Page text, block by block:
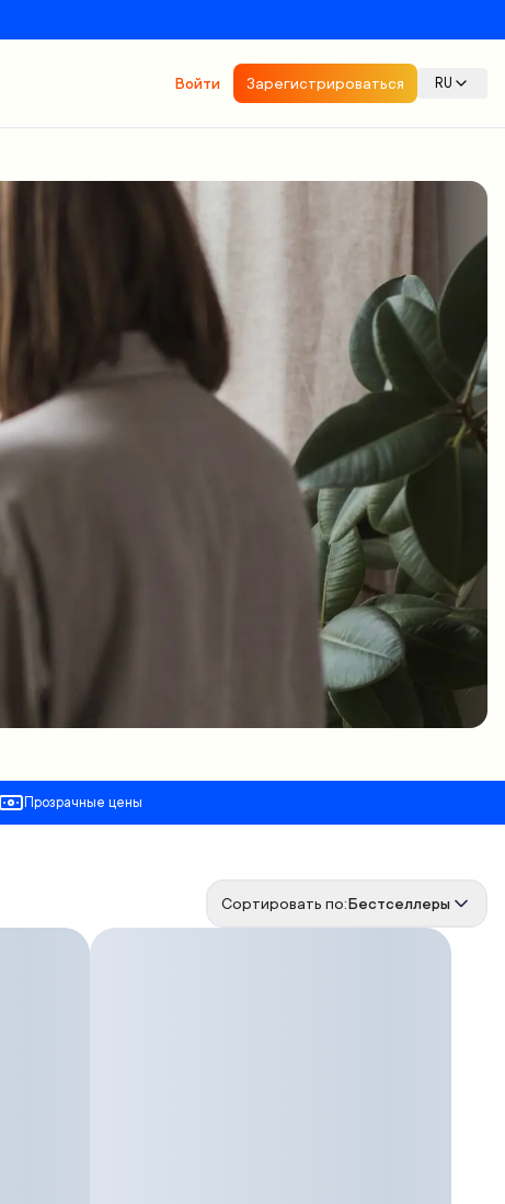
Войти Зарегистрироваться RU
Прозрачные цены
Сортировать по:Бестселлеры